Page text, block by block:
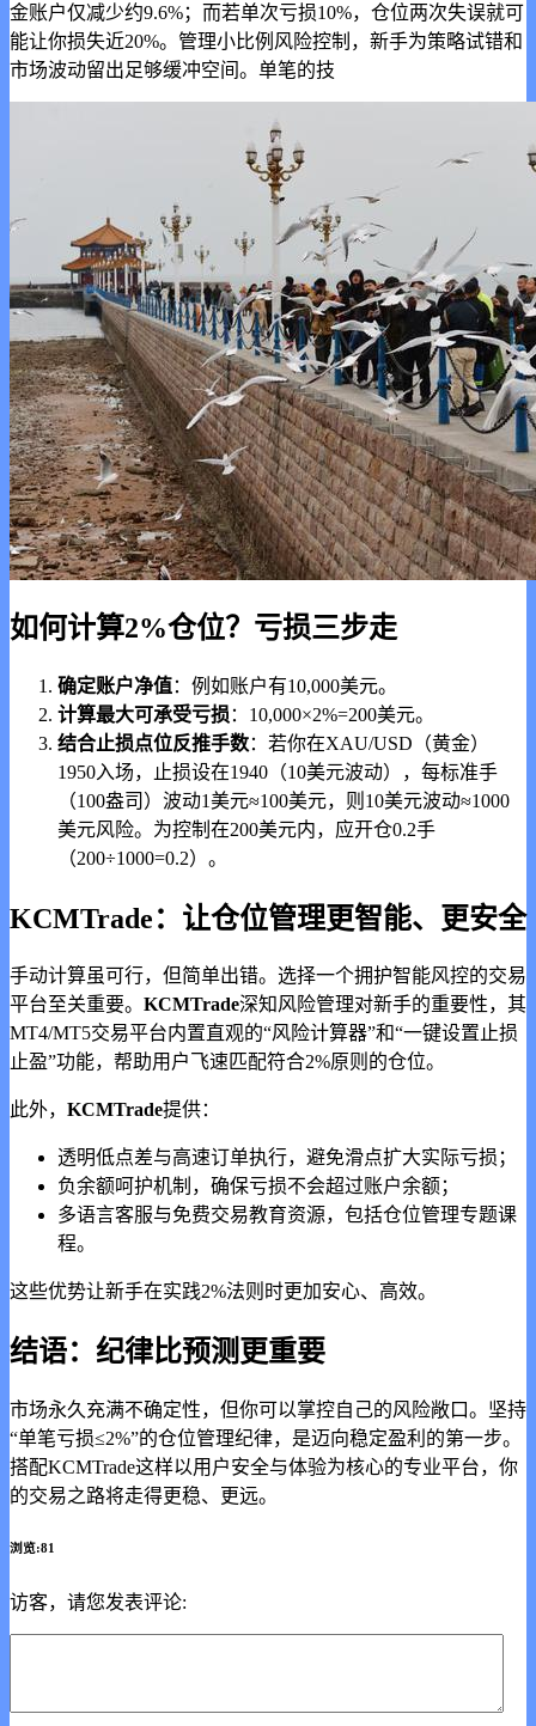
金账户仅减少约9.6%；而若单次亏损10%，仓位两次失误就可
能让你损失近20%。管理小比例风险控制，新手为策略试错和
市场波动留出足够缓冲空间。单笔的技
如何计算2%仓位？亏损三步走
确定账户净值：例如账户有10,000美元。
计算最大可承受亏损 ：10,000×2%=200美元。
结合止损点位反推手数：若你在XAU/USD（黄金）
1950入场，止损设在1940（10美元波动），每标准手
（100盎司）波动1美元≈100美元，则10美元波动≈1000
美元风险。为控制在200美元内，应开仓0.2手
（200÷1000=0.2）。
KCMTrade：让仓位管理更智能、更安全
手动计算虽可行，但简单出错。选择一个拥护智能风控的交易
平台至关重要。 KCMTrade深知风险管理对新手的重要性，其
MT4/MT5交易平台内置直观的“风险计算器”和“一键设置止损
止盈”功能，帮助用户飞速匹配符合2%原则的仓位。
此外， KCMTrade提供：
透明低点差与高速订单执行，避免滑点扩大实际亏损；
负余额呵护机制，确保亏损不会超过账户余额；
多语言客服与免费交易教育资源，包括仓位管理专题课
程。
这些优势让新手在实践2%法则时更加安心、高效。
结语：纪律比预测更重要
市场永久充满不确定性，但你可以掌控自己的风险敞口。坚持
“单笔亏损≤2%”的仓位管理纪律，是迈向稳定盈利的第一步。
搭配KCMTrade这样以用户安全与体验为核心的专业平台，你
的交易之路将走得更稳、更远。
浏览:81
访客，请您发表评论: